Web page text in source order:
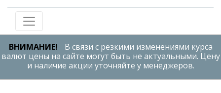
ВНИМАНИЕ!
В связи с резкими изменениями курса
валют цены на сайте могут быть не актуальными. Цену
и наличие акции уточняйте у менеджеров.